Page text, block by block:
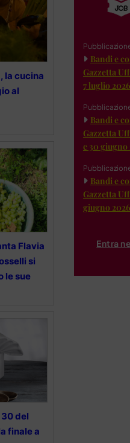
la cucina
al
Flavia
si
le sue
del
finale a
Bandi e
Gazzetta
7 luglio 2026
Bandi e
Gazzetta
e 30 giugno
Bandi e
Gazzetta
giugno 2026
Entra